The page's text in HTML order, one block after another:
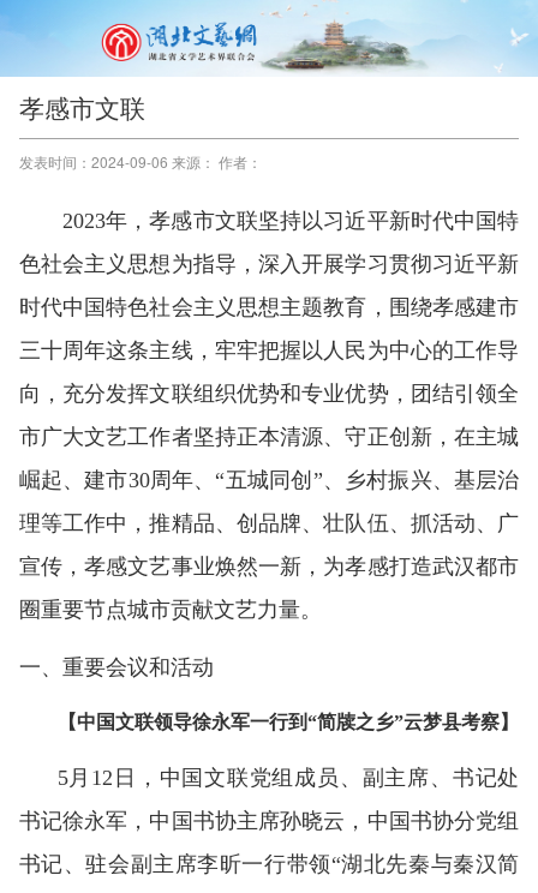
孝感市文联
发表时间：2024-09-06 来源： 作者：
2023年，孝感市文联坚持以习近平新时代中国特
色社会主义思想为指导，深入开展学习贯彻习近平新
时代中国特色社会主义思想主题教育，围绕孝感建市
三十周年这条主线，牢牢把握以人民为中心的工作导
向，充分发挥文联组织优势和专业优势，团结引领全
市广大文艺工作者坚持正本清源、守正创新，在主城
崛起、建市30周年、“五城同创”、乡村振兴、基层治
理等工作中，推精品、创品牌、壮队伍、抓活动、广
宣传，孝感文艺事业焕然一新，为孝感打造武汉都市
圈重要节点城市贡献文艺力量。
一、重要会议和活动
【中国文联领导徐永军一行到“简牍之乡”云梦县考察】
5月12日，中国文联党组成员、副主席、书记处
书记徐永军，中国书协主席孙晓云，中国书协分党组
书记、驻会副主席李昕一行带领“湖北先秦与秦汉简